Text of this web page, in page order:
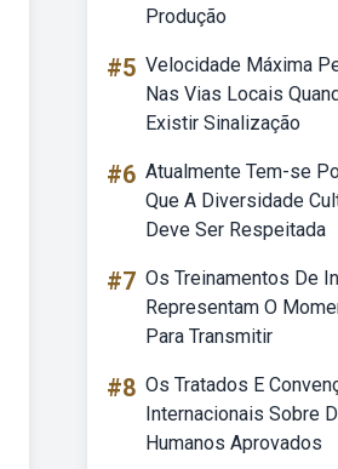
Produção
#5 Velocidade Máxima
Nas Vias Locais
Existir Sinalização
#6 Atualmente Tem-se
Que A Diversidade
Deve Ser Respeitada
#7 Os Treinamentos De
Representam O
Para Transmitir
#8 Os Tratados E
Internacionais Sobre
Humanos Aprovados